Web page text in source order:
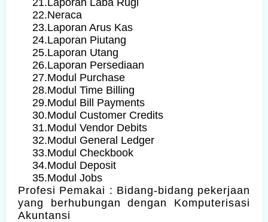
22.Neraca
23.Laporan Arus Kas
24.Laporan Piutang
25.Laporan Utang
26.Laporan Persediaan
27.Modul Purchase
28.Modul Time Billing
29.Modul Bill Payments
30.Modul Customer Credits
31.Modul Vendor Debits
32.Modul General Ledger
33.Modul Checkbook
34.Modul Deposit
35.Modul Jobs
Profesi Pemakai : Bidang-bidang pekerjaan
yang berhubungan dengan Komputerisasi
Akuntansi